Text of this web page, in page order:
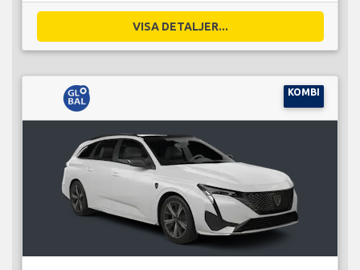
VISA DETALJER...
KOMBI